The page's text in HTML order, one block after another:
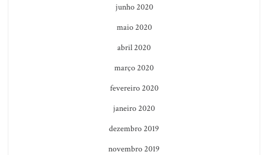
junho 2020
maio 2020
abril 2020
março 2020
fevereiro 2020
janeiro 2020
dezembro 2019
novembro 2019